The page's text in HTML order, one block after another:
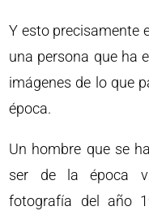
Y esto precisamente
una persona que ha
imágenes de lo que
época.
Un hombre que se
ser de la época
fotografía del año